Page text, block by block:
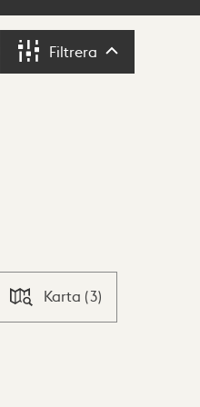
Filtrera Filtrera
Karta (3)